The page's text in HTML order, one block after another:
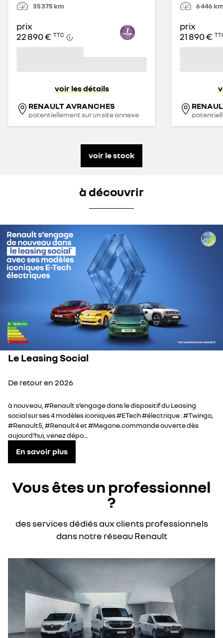
35 375 km
prix
22 890 € TTC
voir les détails
RENAULT AVRANCHES
potentiellement sur un site annexe
6 446
prix
21 890 €
voir le stock
à découvrir
Le Leasing Social
De retour en 2026
à nouveau, #Renault s’engage dans le dispositif du Leasing
social sur ses 4 modèles iconiques #ETech #électrique : #Twingo,
#Renault5, #Renault4 et #Megane.commande ouverte dès
aujourd'hui, venez dépo...
En savoir plus
Vous êtes un professionnel
?
des services dédiés aux clients professionnels
dans notre réseau Renault